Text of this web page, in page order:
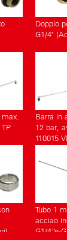
Doppio
G1/4"
max.
Barra in
12 bar,
110015
Tubo 1
acciao
G1/4“e-